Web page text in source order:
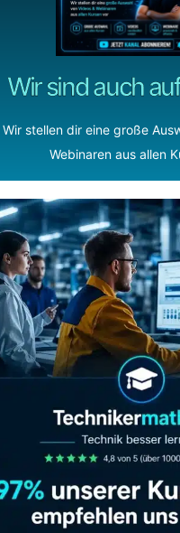
Wir sind auch
Wir stellen dir eine große
Webinaren aus allen